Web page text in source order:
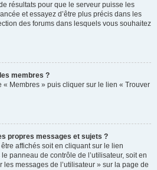
résultats pour que le serveur puisse les
et essayez d’être plus précis dans les
des forums dans lesquels vous souhaitez
membres ?
Membres » puis cliquer sur le lien « Trouver
propres messages et sujets ?
affichés soit en cliquant sur le lien
panneau de contrôle de l’utilisateur, soit en
messages de l’utilisateur » sur la page de